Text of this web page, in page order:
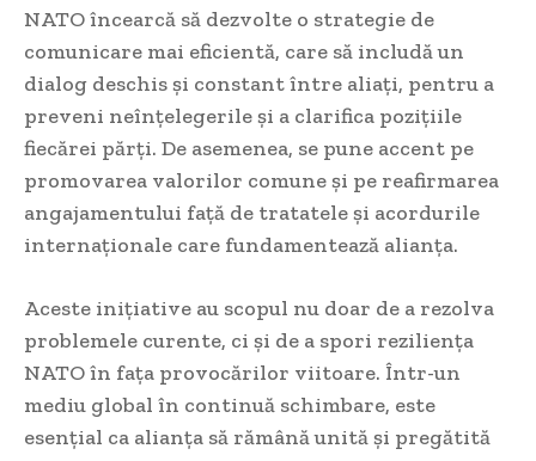
NATO încearcă să dezvolte o strategie de
comunicare mai eficientă, care să includă un
dialog deschis și constant între aliați, pentru a
preveni neînțelegerile și a clarifica pozițiile
fiecărei părți. De asemenea, se pune accent pe
promovarea valorilor comune și pe reafirmarea
angajamentului față de tratatele și acordurile
internaționale care fundamentează alianța.
Aceste inițiative au scopul nu doar de a rezolva
problemele curente, ci și de a spori reziliența
NATO în fața provocărilor viitoare. Într-un
mediu global în continuă schimbare, este
esențial ca alianța să rămână unită și pregătită